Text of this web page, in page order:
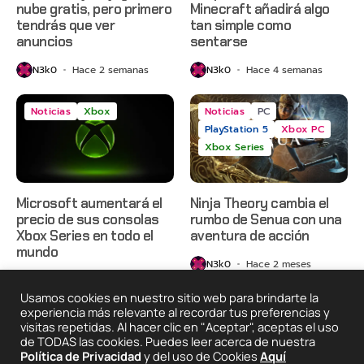
nube gratis, pero primero
tendrás que ver
anuncios
N3k0 Hace 2 semanas
Minecraft añadirá algo
tan simple como
sentarse
N3k0 Hace 4 semanas
Noticias Xbox
Microsoft aumentará el
precio de sus consolas
Xbox Series en todo el
mundo
Noticias
PC
PlayStation 5
Xbox PC
Xbox Series
Ninja Theory cambia el
rumbo de Senua con una
aventura de acción
N3k0 Hace 2 meses
2025 © Degeneraciónx.com | Anime, Games & Nothing
Else
Usamos cookies en nuestro sitio web para brindarte la
experiencia más relevante al recordar tus preferencias y
visitas repetidas. Al hacer clic en "Aceptar", aceptas el uso
de TODAS las cookies. Puedes leer acerca de nuestra
Política de Privacidad y del uso de Cookies Aquí